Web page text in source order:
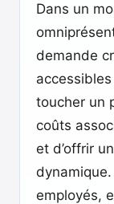
Dans un
demande
toucher un
coûts
et d’offrir
employés,